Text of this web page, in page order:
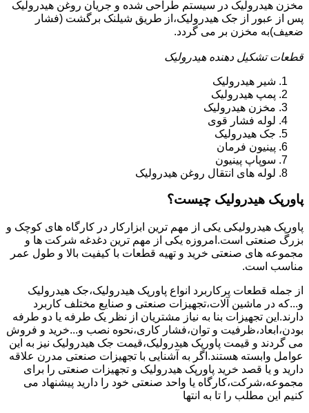
مخزن هیدرولیک در سیستم طراحی شده و جریان روغن هیدرولیک
پس از عبور از جک هیدرولیک،از طریق شیلنک برگشت (فشار
ضعیف)به مخزن بر می گردد.
قطعات تشکیل دهنده هیدرولیک
شیر هیدرولیک
پمپ هیدرولیک
مخزن هیدرولیک
لوله فشار قوی
جک هیدرولیک
پینیون فرمان
سوپاپ پینیون
لوله های انتقال روغن هیدرولیک
پاورپک هیدرولیک چیست؟
پاورپک هیدرولیکی یکی از مهم ترین ابزارکار در کارگاه های کوچک و
بزرگ صنعتی است.امروزه یکی از مهم ترین دغدغه شرکت ها و
مجموعه های صنعتی خرید و تهیه قطعات با کیفیت بالا و طول عمر
مناسب است.
از جمله قطعات پرکاربرد انواع پاورپک هیدرولیک،جک هیدرولیک
و...که در ماشین آلات،تجهیزات صنعتی و صنایع مختلف کاربرد
دارند.این تجهیزات بنا به نیاز مشتریان از نظر یک طرفه یا دو طرفه
بودن،ابعاد،ظرفیت و توان،فشار کاری،نحوه نصب و...خرید و فروش
می گردند و قیمت پاورپک هیدرولیک،قیمت جک هیدرولیک نیز به این
عوامل وابسته هستند.اگر به آشنایی با تجهیزات صنعتی مدرن علاقه
دارید و یا قصد خرید پاورپک هیدرولیک و تجهیزات صنعتی را برای
مجموعه،شرکت،کارگاه یا واحد صنعتی خود را دارید پیشنهاد می
کنیم این مطلب را تا به انتها